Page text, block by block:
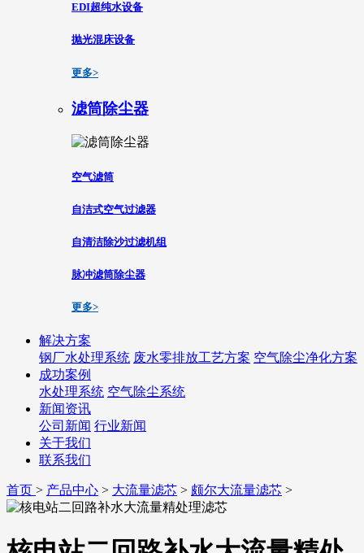
EDI超纯水设备
抛光混床设备
更多>
滤筒除尘器
空气滤筒
自洁式空气过滤器
自清洁除沙过滤机组
脉冲滤筒除尘器
更多>
解决方案
钢厂水处理系统 废水零排放工艺方案 空气除尘净化方案
成功案例
水处理系统 空气除尘系统
新闻资讯
公司新闻 行业新闻
关于我们
联系我们
首页 > 产品中心 > 大流量滤芯 > 颇尔大流量滤芯 >